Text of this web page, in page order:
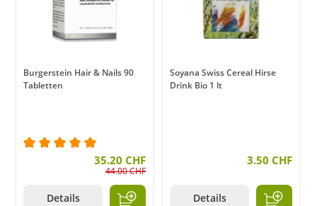
Burgerstein Hair & Nails 90
Tabletten
Durchschnittliche Bewertung von 5 von 5 Sternen
35.20 CHF
44.00 CHF
Details
Soyana Swiss Cereal Hirse
Drink Bio 1 lt
3.50 CHF
Details